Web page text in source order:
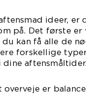
ideer,
på. Det første er
du kan få alle de
forskellige
aftensmåltider.
overveje er